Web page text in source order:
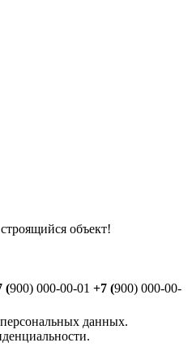
объект!
(900) 000-00-01 +7 (900) 000-00-
данных.